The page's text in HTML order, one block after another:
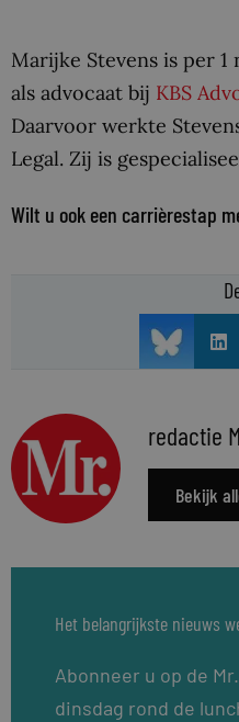
Marijke Stevens is per
als advocaat bij KBS
Daarvoor werkte
Legal. Zij is
Wilt u ook een carrièrestap
redactie
Bekijk
Het belangrijkste nieuws
Abonneer u op de
dinsdag rond de